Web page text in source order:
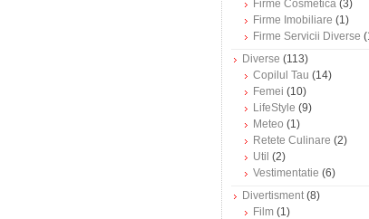
Firme Cosmetica (3)
Firme Imobiliare (1)
Firme Servicii Diverse
Diverse (113)
Copilul Tau (14)
Femei (10)
LifeStyle (9)
Meteo (1)
Retete Culinare (2)
Util (2)
Vestimentatie (6)
Divertisment(8)
Film (1)